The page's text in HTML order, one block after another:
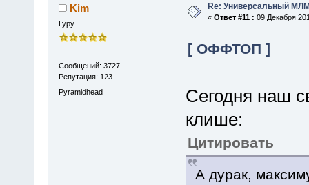
Kim
Гуру
Сообщений: 3727
Репутация: 123
Pyramidhead
Re: Универсальный
« Ответ #11 : 09 Декабря
[ ОФФТОП ]
Сегодня наш
клише:
Цитировать
А дурак,